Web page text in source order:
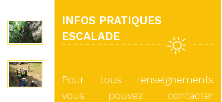
INFOS PRATIQUES
ESCALADE
Pour tous renseignements
vous pouvez contacter